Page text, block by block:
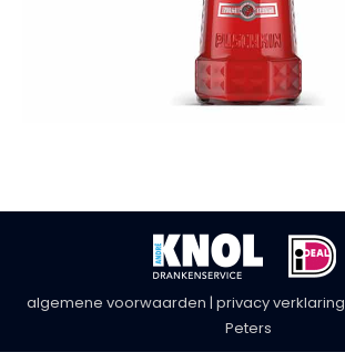
algemene voorwaarden | privacy verklaring
Peters